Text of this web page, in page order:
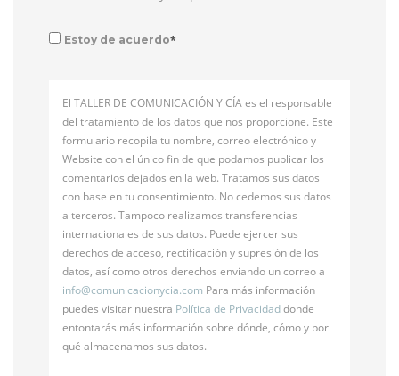
Estoy de acuerdo*
El TALLER DE COMUNICACIÓN Y CÍA es el responsable
del tratamiento de los datos que nos proporcione. Este
formulario recopila tu nombre, correo electrónico y
Website con el único fin de que podamos publicar los
comentarios dejados en la web. Tratamos sus datos
con base en tu consentimiento. No cedemos sus datos
a terceros. Tampoco realizamos transferencias
internacionales de sus datos. Puede ejercer sus
derechos de acceso, rectificación y supresión de los
datos, así como otros derechos enviando un correo a
info@comunicacionycia.com Para más información
puedes visitar nuestra Política de Privacidaddonde
entontarás más información sobre dónde, cómo y por
qué almacenamos sus datos.